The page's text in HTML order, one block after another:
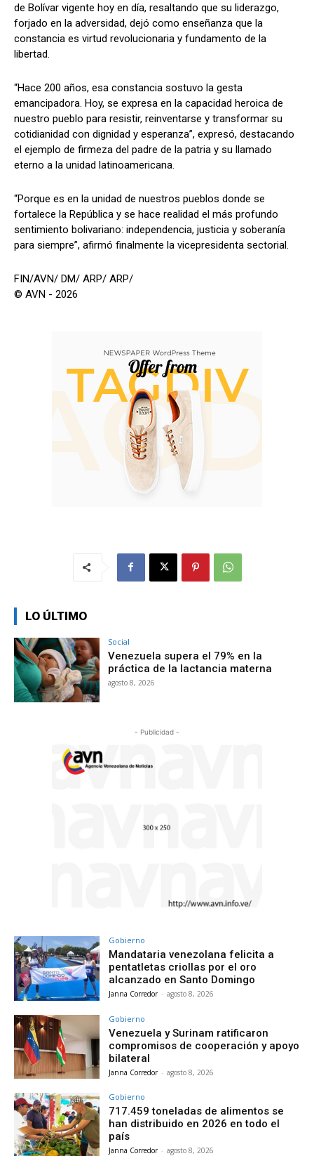
de Bolívar vigente hoy en día, resaltando que su liderazgo,
forjado en la adversidad, dejó como enseñanza que la
constancia es virtud revolucionaria y fundamento de la
libertad.
“Hace 200 años, esa constancia sostuvo la gesta
emancipadora. Hoy, se expresa en la capacidad heroica de
nuestro pueblo para resistir, reinventarse y transformar su
cotidianidad con dignidad y esperanza”, expresó, destacando
el ejemplo de firmeza del padre de la patria y su llamado
eterno a la unidad latinoamericana.
“Porque es en la unidad de nuestros pueblos donde se
fortalece la República y se hace realidad el más profundo
sentimiento bolivariano: independencia, justicia y soberanía
para siempre”, afirmó finalmente la vicepresidenta sectorial.
FIN/AVN/ DM/ ARP/ ARP/
© AVN - 2026
LO ÚLTIMO
Social
Venezuela supera el 79% en la
práctica de la lactancia materna
agosto 8, 2026
- Publicidad -
Gobierno
Mandataria venezolana felicita a
pentatletas criollas por el oro
alcanzado en Santo Domingo
Janna Corredor - agosto 8, 2026
Gobierno
Venezuela y Surinam ratificaron
compromisos de cooperación y apoyo
bilateral
Janna Corredor - agosto 8, 2026
Gobierno
717.459 toneladas de alimentos se
han distribuido en 2026 en todo el
país
Janna Corredor - agosto 8, 2026